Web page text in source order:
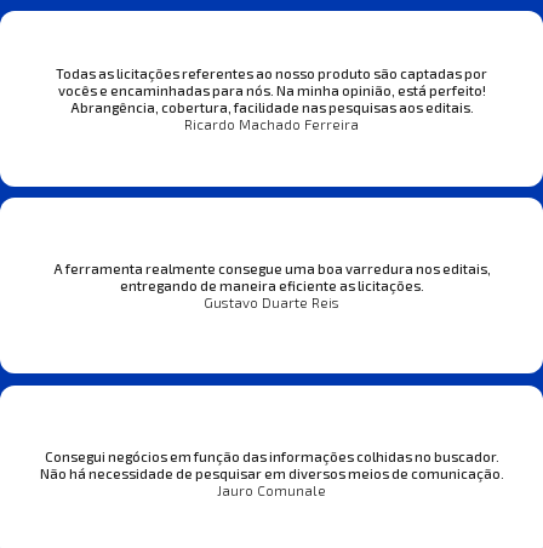
Todas as licitações referentes ao nosso produto são captadas por
vocês e encaminhadas para nós. Na minha opinião, está perfeito!
Abrangência, cobertura, facilidade nas pesquisas aos editais.
Ricardo Machado Ferreira
A ferramenta realmente consegue uma boa varredura nos editais,
entregando de maneira eficiente as licitações.
Gustavo Duarte Reis
Consegui negócios em função das informações colhidas no buscador.
Não há necessidade de pesquisar em diversos meios de comunicação.
Jauro Comunale